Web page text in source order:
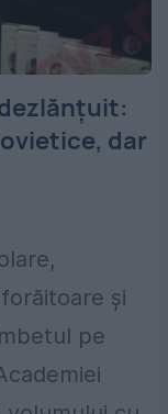
dar
și
pe